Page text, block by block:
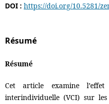
DOI : https://doi.org/10.5281/
Résumé
Résumé
Cet article examine
interindividuelle (VCI) sur